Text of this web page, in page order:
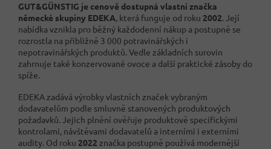
GUT&GÜNSTIG je cenově dostupná vlastní značka
německé skupiny EDEKA, která funguje od roku 2002. Její
nabídka vznikla pro běžný každodenní nákup a postupně se
rozrostla na přibližně 3 000 potravinářských i
nepotravinářských produktů. Vedle základních surovin
zahrnuje také konzervované ovoce a další praktické zásoby do
spíže.
EDEKA zadává výrobky vlastních značek vybraným
dodavatelům podle smluvně stanovených produktových
požadavků. Jejich plnění ověřuje produktově specifickými
kontrolami, návštěvami dodavatelů a interními i externími
audity. Od roku 2022 značka postupně používá modernější